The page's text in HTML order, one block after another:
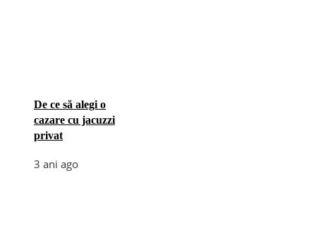
De ce să alegi o
cazare cu jacuzzi
privat
3 ani ago